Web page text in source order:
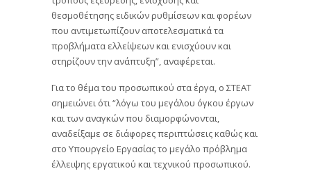
θεσμοθέτησης ειδικών ρυθμίσεων και φορέων
που αντιμετωπίζουν αποτελεσματικά τα
προβλήματα ελλείψεων και ενισχύουν και
στηρίζουν την ανάπτυξη”, αναφέρεται.
Για το θέμα του προσωπικού στα έργα, ο ΣΤΕΑΤ
σημειώνει ότι “λόγω του μεγάλου όγκου έργων
και των αναγκών που διαμορφώνονται,
αναδείξαμε σε διάφορες περιπτώσεις καθώς και
στο Υπουργείο Εργασίας το μεγάλο πρόβλημα
έλλειψης εργατικού και τεχνικού προσωπικού.